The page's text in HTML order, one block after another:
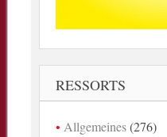
RESSORTS
Allgemeines(276)